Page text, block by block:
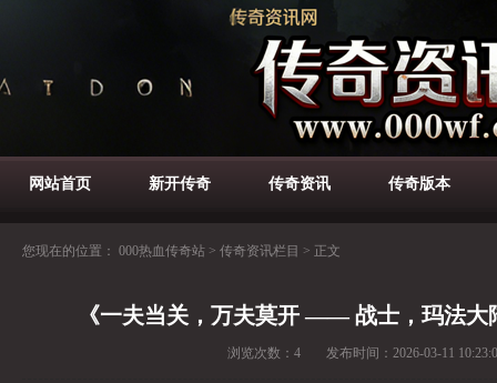
网站首页 新开传奇 传奇资讯 传奇版本
您现在的位置： 000热血传奇站 > 传奇资讯栏目 > 正文
《一夫当关，万夫莫开 —— 战士，玛法大
浏览次数： 4 发布时间： 2026-03-11